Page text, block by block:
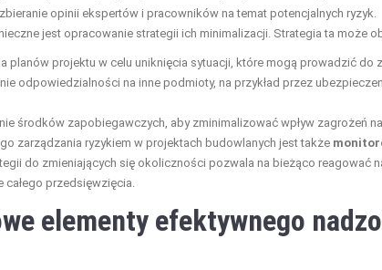
opinii ekspertów i pracowników na temat potencjalnych ryzyk.
jest opracowanie strategii ich minimalizacji. Strategia ta może
planów projektu w celu uniknięcia sytuacji, które mogą prowadzić do
odpowiedzialności na inne podmioty, na przykład przez
środków zapobiegawczych, aby zminimalizować wpływ zagrożeń
zarządzania ryzykiem w projektach budowlanych jest także
do zmieniających się okoliczności pozwala na bieżąco reagować
przedsięwzięcia.
elementy efektywnego